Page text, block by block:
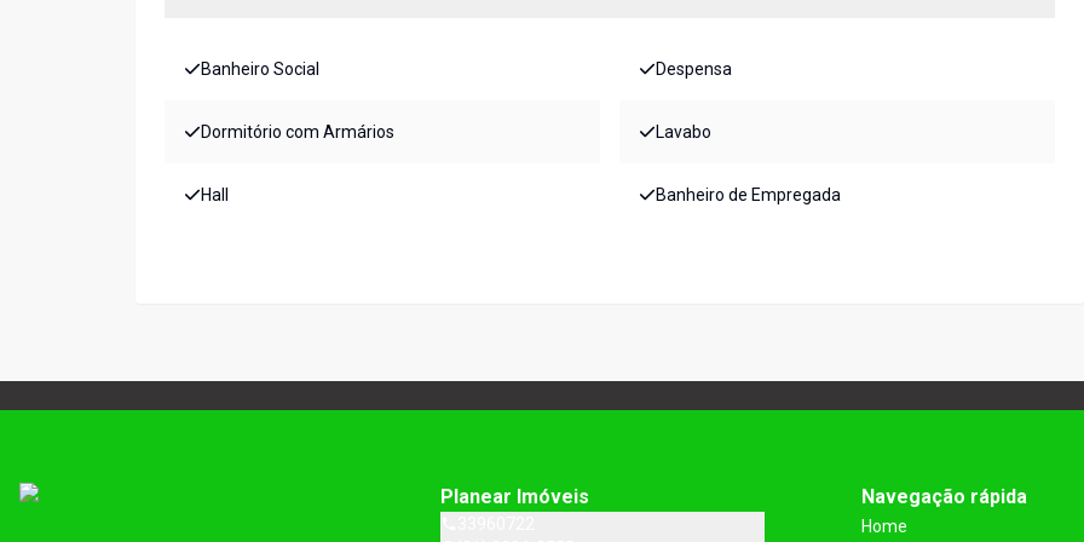
Banheiro Social Despensa
Dormitório com Armários Lavabo
Hall Banheiro de Empregada
Planear Imóveis Navegação rápida
Home